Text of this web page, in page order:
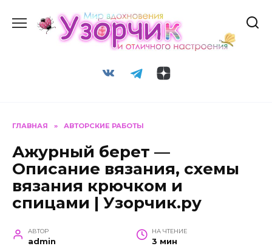
содержанию
ГЛАВНАЯ » АВТОРСКИЕ РАБОТЫ
Ажурный берет —
Описание вязания, схемы
вязания крючком и
спицами | Узорчик.ру
АВТОР
admin
НА ЧТЕНИЕ
3 мин